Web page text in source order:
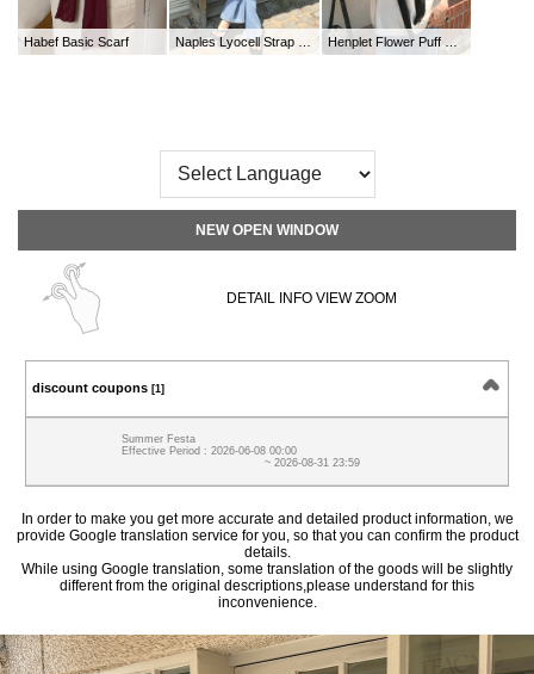
Habef Basic Scarf
NEW OPEN WINDOW
DETAIL INFO VIEW ZOOM
discount coupons [1]
Summer Festa
Effective Period : 2026-06-08 00:00
~ 2026-08-31 23:59
In order to make you get more accurate and detailed product information, we
provide Google translation service for you, so that you can confirm the product
details.
While using Google translation, some translation of the goods will be slightly
different from the original descriptions,please understand for this
inconvenience.